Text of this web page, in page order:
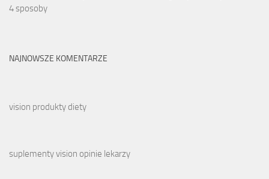
4 sposoby
NAJNOWSZE KOMENTARZE
vision produkty diety
suplementy vision opinie lekarzy